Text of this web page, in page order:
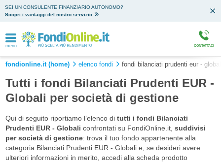
SEI UN CONSULENTE FINANZIARIO AUTONOMO?
Scopri i vantaggi del nostro servizio
menu CONTATTACI
fondionline.it (home) elenco fondi fondi bilanciati prudenti eur -
Tutti i fondi Bilanciati Prudenti EUR -
Globali per società di gestione
Qui di seguito riportiamo l’elenco di tutti i fondi Bilanciati
Prudenti EUR - Globali confrontati su FondiOnline.it, suddivisi
per società di gestione: trova il tuo fondo appartenente alla
categoria Bilanciati Prudenti EUR - Globali e, se desideri avere
ulteriori informazioni in merito, accedi alla scheda prodotto